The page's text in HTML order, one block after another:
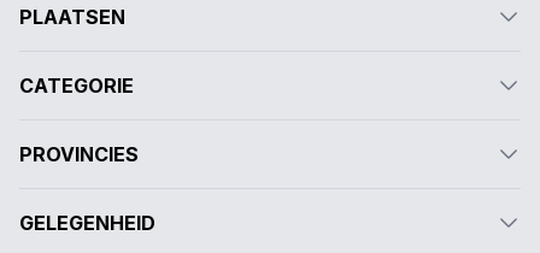
PLAATSEN
CATEGORIE
PROVINCIES
GELEGENHEID